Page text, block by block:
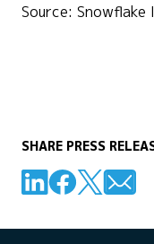
Source: Snowflake
SHARE PRESS